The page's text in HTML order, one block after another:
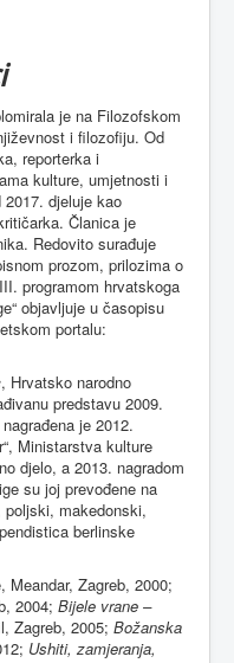
je na Filozofskom
i filozofiju. Od
reporterka i
kulture, umjetnosti i
2017. djeluje kao
Članica je
Redovito surađuje
prozom, prilozima o
programom hrvatskoga
objavljuje u časopisu
portalu:
, Hrvatsko narodno
predstavu 2009.
nagrađena je 2012.
Ministarstva kulture
djelo, a 2013. nagradom
su joj prevođene na
makedonski,
berlinske
Meandar, Zagreb, 2000;
2004; Bijele vrane –
Zagreb, 2005; Božanska
Ushiti, zamjeranja,